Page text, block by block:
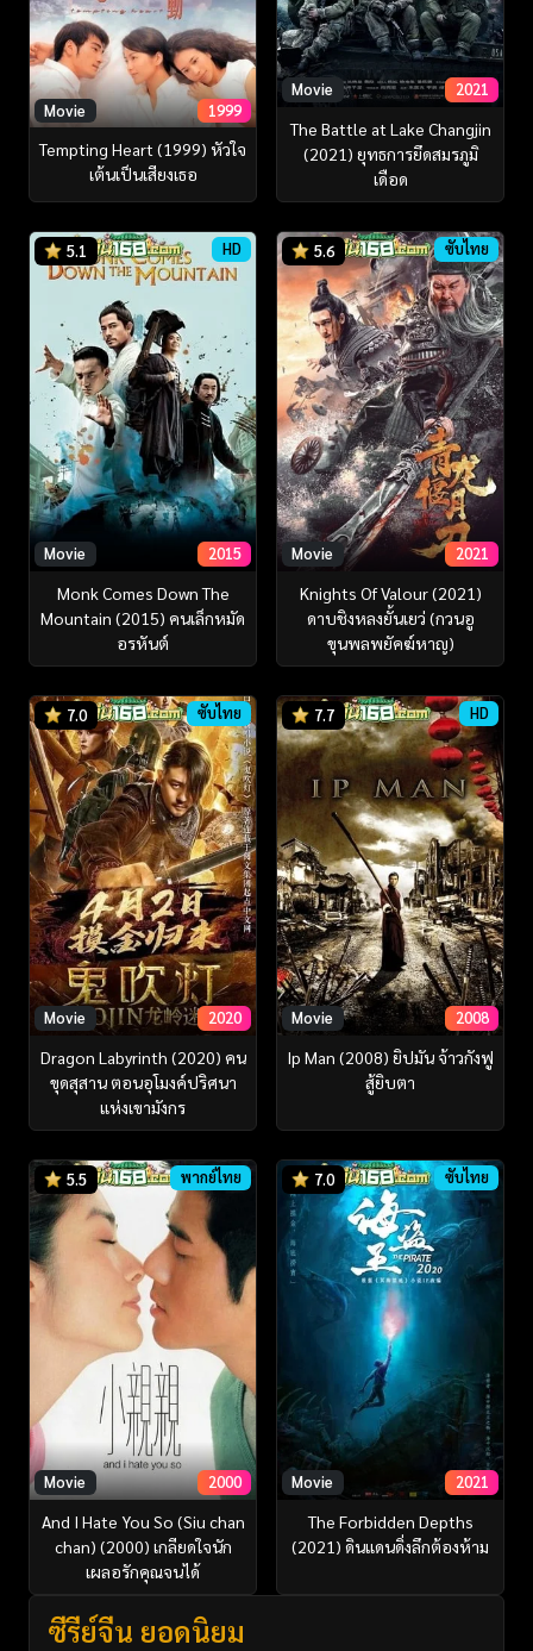
Movie 1999
Tempting Heart (1999) หัวใจ
เต้นเป็นเสียงเธอ
Movie 2021
The Battle at Lake Changjin
(2021) ยุทธการยึดสมรภูมิ
เดือด
5.1 HD
Movie 2015
Monk Comes Down The
Mountain (2015) คนเล็กหมัด
อรหันต์
5.6 ซับไทย
Movie 2021
Knights Of Valour (2021)
ดาบชิงหลงยั้นเยว่ (กวนอู
ขุนพลพยัคฆ์หาญ)
7.0 ซับไทย
Movie 2020
Dragon Labyrinth (2020) คน
ขุดสุสาน ตอนอุโมงค์ปริศนา
แห่งเขามังกร
7.7 HD
Movie 2008
Ip Man (2008) ยิปมัน จ้าวกังฟู
สู้ยิบตา
5.5 พากย์ไทย
Movie 2000
And I Hate You So (Siu chan
chan) (2000) เกลียดใจนัก
เผลอรักคุณจนได้
7.0 ซับไทย
Movie 2021
The Forbidden Depths
(2021) ดินแดนดิ่งลึกต้องห้าม
ซีรี่ย์จีน ยอดนิยม